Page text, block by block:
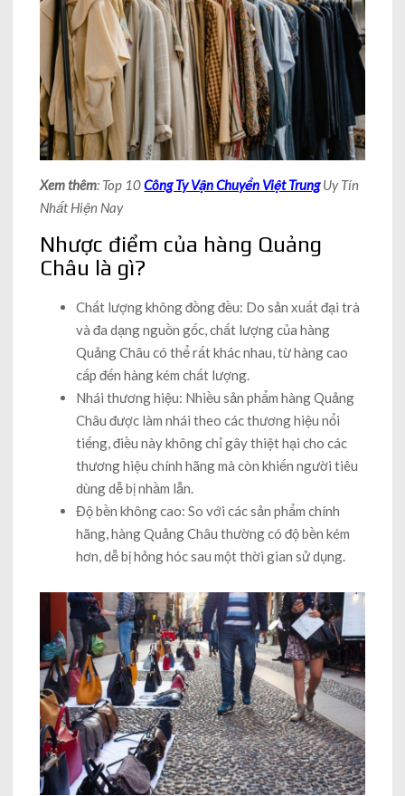
Xem thêm: Top 10Công Ty Vận Chuyển Việt TrungUy Tín
Nhất Hiện Nay
Nhược điểm của hàng Quảng
Châu là gì?
Chất lượng không đồng đều: Do sản xuất đại trà
và đa dạng nguồn gốc, chất lượng của hàng
Quảng Châu có thể rất khác nhau, từ hàng cao
cấp đến hàng kém chất lượng.
Nhái thương hiệu: Nhiều sản phẩm hàng Quảng
Châu được làm nhái theo các thương hiệu nổi
tiếng, điều này không chỉ gây thiệt hại cho các
thương hiệu chính hãng mà còn khiến người tiêu
dùng dễ bị nhầm lẫn.
Độ bền không cao: So với các sản phẩm chính
hãng, hàng Quảng Châu thường có độ bền kém
hơn, dễ bị hỏng hóc sau một thời gian sử dụng.